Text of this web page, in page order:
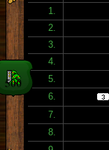
1.
2.
3.
4.
5.
6.
7.
8.